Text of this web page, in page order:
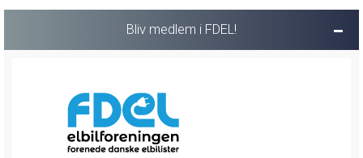
Bliv medlem i FDEL!